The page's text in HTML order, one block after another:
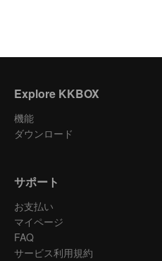
Explore KKBOX
機能
ダウンロード
サポート
お支払い
マイページ
FAQ
サービス利用規約